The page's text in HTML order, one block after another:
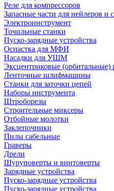
Реле для компрессоров
Запасные части для нейлеров и
Электроинструмент
Точильные станки
Пуско-зарядные устройства
Оснастка для МФИ
Насадки для УШМ
Эксцентриковые
Ленточные шлифмашины
Станки для заточки цепей
Наборы инструмента
Штроборезы
Строительные миксеры
Отбойные молотки
Заклепочники
Пилы сабельные
Граверы
Дрели
Шуруповерты и винтоверты
Зарядные устройства
Пуско-зарядные устройства
Пуско-зарядные устройства